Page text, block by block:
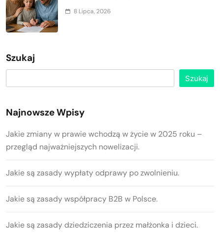
8 Lipca, 2026
Szukaj
Szukaj
Najnowsze Wpisy
Jakie zmiany w prawie wchodzą w życie w 2025 roku –
przegląd najważniejszych nowelizacji.
Jakie są zasady wypłaty odprawy po zwolnieniu.
Jakie są zasady współpracy B2B w Polsce.
Jakie są zasady dziedziczenia przez małżonka i dzieci.